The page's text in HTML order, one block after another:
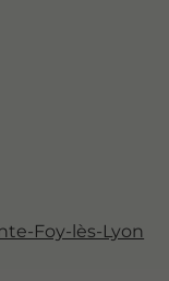
Foy-lès-Lyon